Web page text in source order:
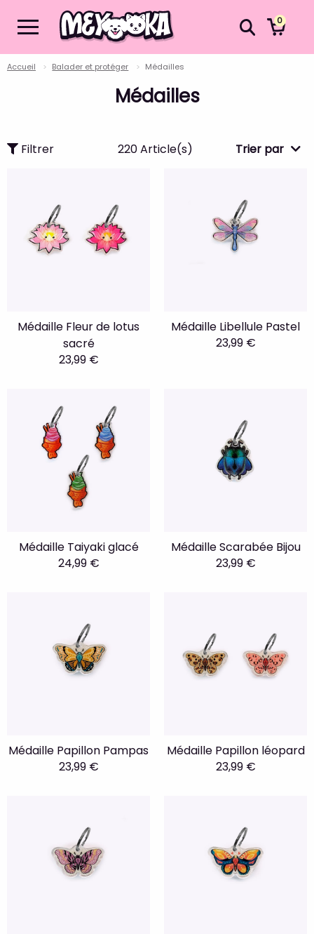
0
Accueil Balader et protéger Médailles
Médailles
Filtrer 220 Article(s) Trier par
Médaille Fleur de lotus
sacré
23,99 €
Médaille Libellule Pastel
23,99 €
Médaille Taiyaki glacé
24,99 €
Médaille Scarabée Bijou
23,99 €
Médaille Papillon Pampas
23,99 €
Médaille Papillon léopard
23,99 €